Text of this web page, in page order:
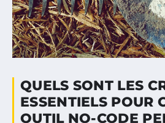
QUELS SONT LES
ESSENTIELS POUR
OUTIL NO-CODE